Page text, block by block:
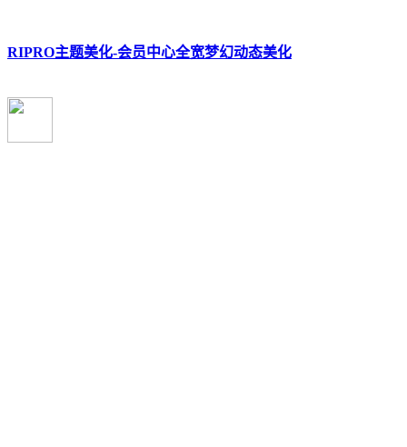
RIPRO主题美化-会员中心全宽梦幻动态美化